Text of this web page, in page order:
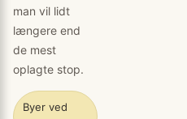
man vil lidt
længere end
de mest
oplagte stop.
Byer ved